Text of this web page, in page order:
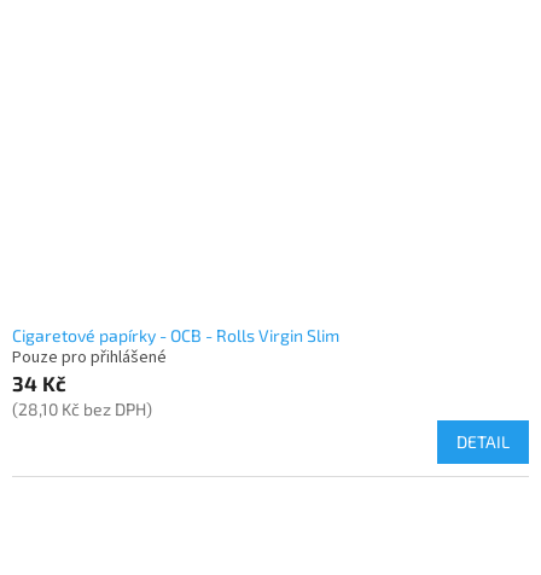
Cigaretové papírky - OCB - Rolls Virgin Slim
Pouze pro přihlášené
34 Kč
(28,10 Kč bez DPH)
DETAIL